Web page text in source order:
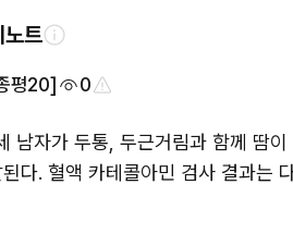
노트
평20] 0
남자가 두통, 두근거림과 함께 땀
다. 혈액 카테콜아민 검사 결과는